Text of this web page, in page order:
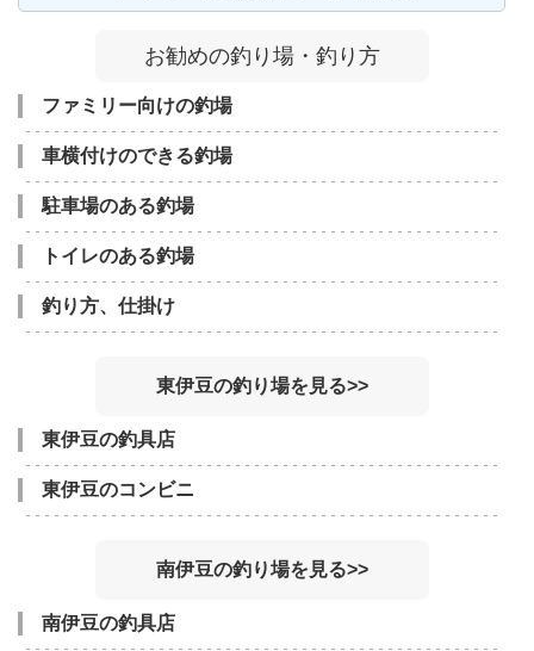
お勧めの釣り場・釣り方
ファミリー向けの釣場
車横付けのできる釣場
駐車場のある釣場
トイレのある釣場
釣り方、仕掛け
東伊豆の釣り場を見る>>
東伊豆の釣具店
東伊豆のコンビニ
南伊豆の釣り場を見る>>
南伊豆の釣具店